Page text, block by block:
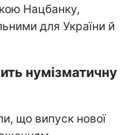
Нацбанку,
для України й
нумізматичну
що випуск нової